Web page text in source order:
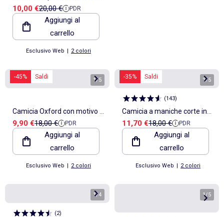
cotone
Prezzo di vendita
10,00 €Prezzo di riferimento
20,00 € PDR
Aggiungi al
carrello
Esclusivo Web | 2 colori
-45% Saldi 1/5
Camicia Oxford con motivo a
righe
Prezzo di vendita
9,90 €Prezzo di riferimento
18,00 € PDR
Aggiungi al
carrello
Esclusivo Web | 2 colori
-35% Saldi 1/5
(143)
Camicia a maniche corte in
misto lino
Prezzo di vendita
11,70 €Prezzo di riferimento
18,00 € PDR
Aggiungi al
carrello
Esclusivo Web | 2 colori
1/4
(2)
1/5